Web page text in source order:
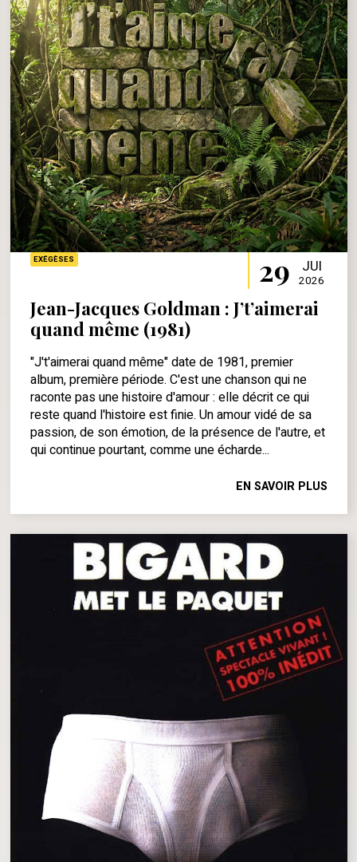
EXÉGÈSES 29 JUI
2026
Jean-Jacques Goldman : J’t’aimerai
quand même (1981)
"J't'aimerai quand même" date de 1981, premier
album, première période. C'est une chanson qui ne
raconte pas une histoire d'amour : elle décrit ce qui
reste quand l'histoire est finie. Un amour vidé de sa
passion, de son émotion, de la présence de l'autre, et
qui continue pourtant, comme une écharde...
EN SAVOIR PLUS